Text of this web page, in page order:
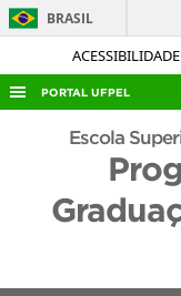
ACESSIBILIDADE
BRASIL
PORTAL UFPEL
ACESSO À
COBALTO
Escola